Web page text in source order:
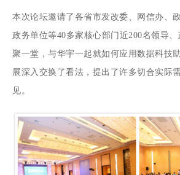
本次论坛邀请了各省市发改委、网信办、
政务单位等40多家核心部门近200名领导
聚一堂，与华宇一起就如何应用数据科技
展深入交换了看法，提出了许多切合实际
见。